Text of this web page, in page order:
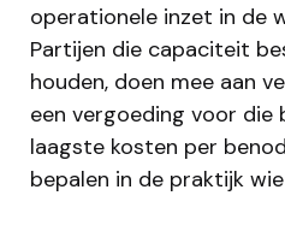
operationele inzet in de
Partijen die capaciteit
houden, doen mee aan
een vergoeding voor die
laagste kosten per
bepalen in de praktijk